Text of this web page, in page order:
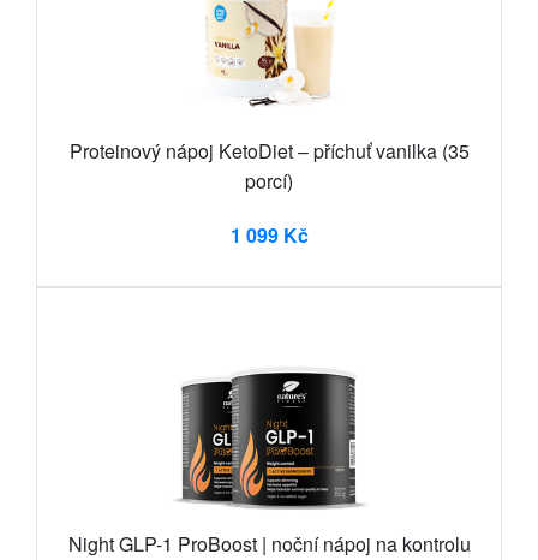
Proteinový nápoj KetoDiet – příchuť vanilka (35
porcí)
1 099 Kč
Night GLP-1 ProBoost | noční nápoj na kontrolu